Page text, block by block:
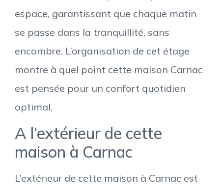
espace, garantissant que chaque matin
se passe dans la tranquillité, sans
encombre. L’organisation de cet étage
montre à quel point cette maison Carnac
est pensée pour un confort quotidien
optimal.
A l’extérieur de cette
maison à Carnac
L’extérieur de cette maison à Carnac est